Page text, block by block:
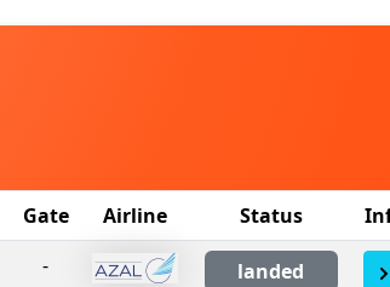
Gate Airline Status
- landed